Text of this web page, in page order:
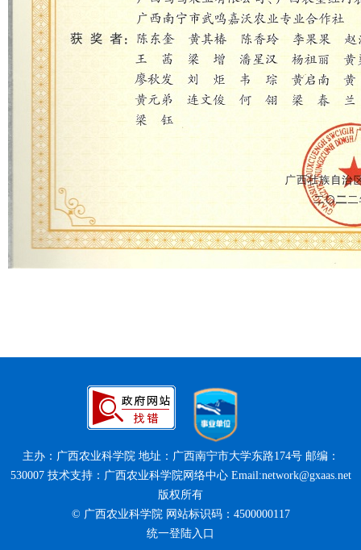
主办：广西农业科学院 地址：广西南宁市大学东路174号 邮编：
530007 技术支持：广西农业科学院网络中心 Email:network@gxaas.net
版权所有
© 广西农业科学院 网站标识码：4500000117
统一登陆入口